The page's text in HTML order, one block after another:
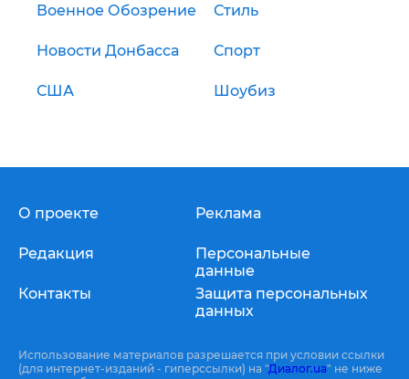
Военное Обозрение Стиль
Новости Донбасса Спорт
США Шоубиз
О проекте
Редакция
Контакты
Реклама
Персональные
данные
Защита персональных
данных
Использование материалов разрешается при условии ссылки
(для интернет-изданий - гиперссылки) на "Диалог.ua" не ниже